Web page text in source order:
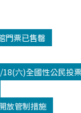
門票已售罄
18(六)全國性公民投
放管制措施